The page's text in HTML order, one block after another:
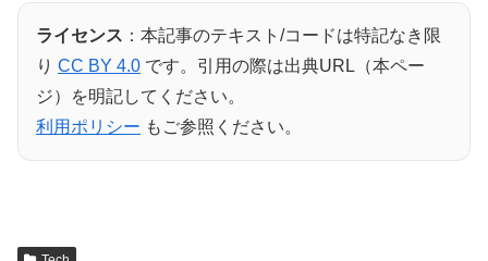
ライセンス ：本記事のテキスト/コードは特記なき限
り CC BY 4.0 です。引用の際は出典URL（本ペー
ジ）を明記してください。
利用ポリシー もご参照ください。